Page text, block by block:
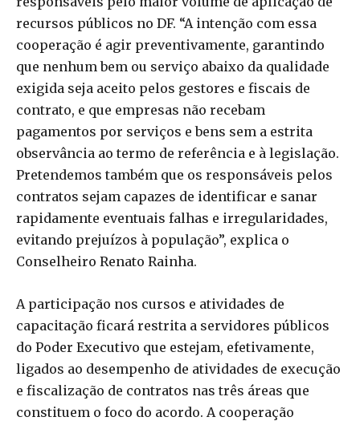
recursos públicos no DF. “A intenção com essa
cooperação é agir preventivamente, garantindo
que nenhum bem ou serviço abaixo da qualidade
exigida seja aceito pelos gestores e fiscais de
contrato, e que empresas não recebam
pagamentos por serviços e bens sem a estrita
observância ao termo de referência e à legislação.
Pretendemos também que os responsáveis pelos
contratos sejam capazes de identificar e sanar
rapidamente eventuais falhas e irregularidades,
evitando prejuízos à população”, explica o
Conselheiro Renato Rainha.
A participação nos cursos e atividades de
capacitação ficará restrita a servidores públicos
do Poder Executivo que estejam, efetivamente,
ligados ao desempenho de atividades de execução
e fiscalização de contratos nas três áreas que
constituem o foco do acordo. A cooperação